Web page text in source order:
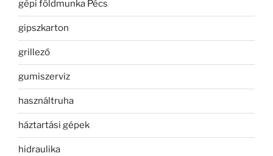
gépi földmunka Pécs
gipszkarton
grillező
gumiszerviz
használtruha
háztartási gépek
hidraulika